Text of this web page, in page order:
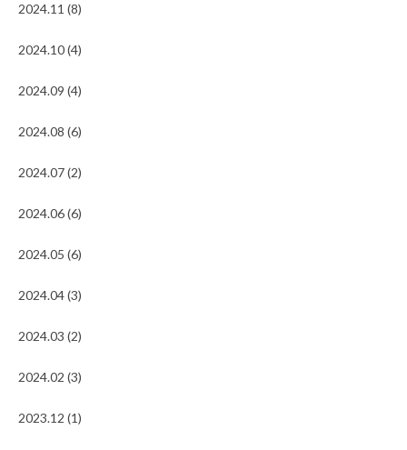
2024.11 (8)
2024.10 (4)
2024.09 (4)
2024.08 (6)
2024.07 (2)
2024.06 (6)
2024.05 (6)
2024.04 (3)
2024.03 (2)
2024.02 (3)
2023.12 (1)